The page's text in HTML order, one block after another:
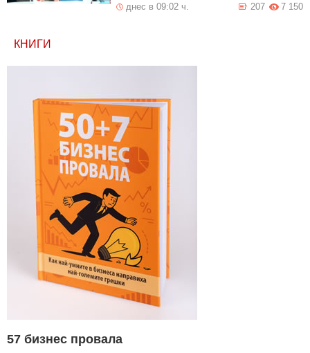
днес в 09:02 ч. 7 150
207
КНИГИ
57 бизнес провала